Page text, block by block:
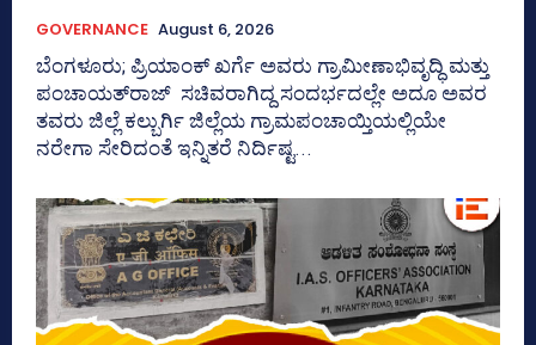
GOVERNANCE August 6, 2026
ಬೆಂಗಳೂರು; ಪ್ರಿಯಾಂಕ್‌ ಖರ್ಗೆ ಅವರು ಗ್ರಾಮೀಣಾಭಿವೃದ್ಧಿ ಮತ್ತು
ಪಂಚಾಯತ್‌ರಾಜ್‌ ಸಚಿವರಾಗಿದ್ದ ಸಂದರ್ಭದಲ್ಲೇ ಅದೂ ಅವರ
ತವರು ಜಿಲ್ಲೆ ಕಲ್ಬುರ್ಗಿ ಜಿಲ್ಲೆಯ ಗ್ರಾಮಪಂಚಾಯ್ತಿಯಲ್ಲಿಯೇ
ನರೇಗಾ ಸೇರಿದಂತೆ ಇನ್ನಿತರೆ ನಿರ್ದಿಷ್ಟ...